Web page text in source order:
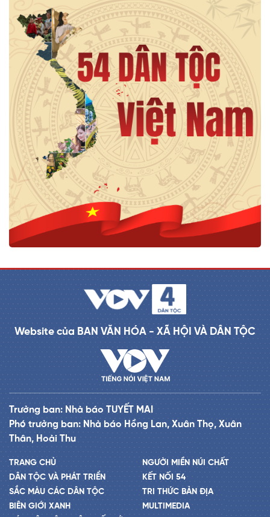
Website của BAN VĂN HÓA - XÃ HỘI VÀ DÂN TỘC
Trưởng ban: Nhà báo TUYẾT MAI
Phó trưởng ban: Nhà báo Hồng Lan, Xuân Thọ, Xuân
Thân, Hoài Thu
TRANG CHỦ
DÂN TỘC VÀ PHÁT TRIỂN
SẮC MÀU CÁC DÂN TỘC
BIÊN GIỚI XANH
NGƯỜI MIỀN NÚI CHẤT
KẾT NỐI 54
TRI THỨC BẢN ĐỊA
MULTIMEDIA